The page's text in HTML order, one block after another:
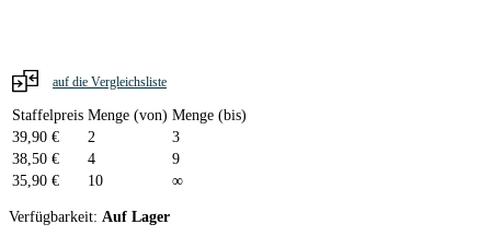
0,10sec
9,0kg
2BB
+
/
auf die Vergleichsliste
Staffelpreis Menge (von) Menge (bis)
39,90 € 2
3
38,50 € 4
9
35,90 € 10 ∞
Verfügbarkeit: Auf Lager